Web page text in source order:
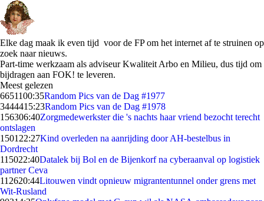
Elke dag maak ik even tijd voor de FP om het internet af te struinen op
zoek naar nieuws.
Part-time werkzaam als adviseur Kwaliteit Arbo en Milieu, dus tijd om
bijdragen aan FOK! te leveren.
Meest gelezen
6651100:35Random Pics van de Dag #1977
3444415:23Random Pics van de Dag #1978
156306:40Zorgmedewerkster die 's nachts haar vriend bezocht terecht
ontslagen
1501 22:27Kind overleden na aanrijding door AH-bestelbus in
Dordrecht
115022:40Datalek bij Bol en de Bijenkorf na cyberaanval op logistiek
partner Ceva
112620:44Litouwen vindt opnieuw migrantentunnel onder grens met
Wit-Rusland